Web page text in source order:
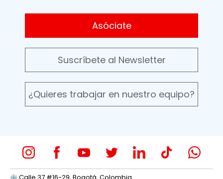
Asóciate
Suscríbete al Newsletter
¿Quieres trabajar en nuestro equipo?